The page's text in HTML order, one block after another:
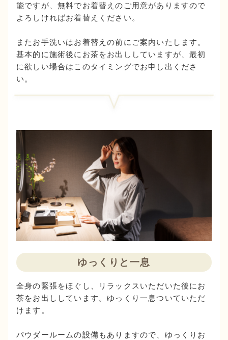
能ですが、無料でお着替えのご用意がありますので
よろしければお着替えください。
またお手洗いはお着替えの前にご案内いたします。
基本的に施術後にお茶をお出ししていますが、最初
に欲しい場合はこのタイミングでお申し出くださ
い。
ゆっくりと一息
全身の緊張をほぐし、リラックスいただいた後にお
茶をお出ししています。ゆっくり一息ついていただ
けます。
パウダールームの設備もありますので、ゆっくりお